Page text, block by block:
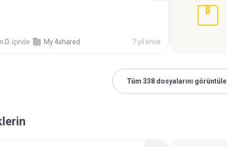
D. içinde My 4shared 7 yıl önce
Tüm 338 dosyalarını görüntüle